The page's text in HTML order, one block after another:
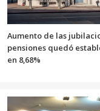
Aumento de las
pensiones quedó
en 8,68%